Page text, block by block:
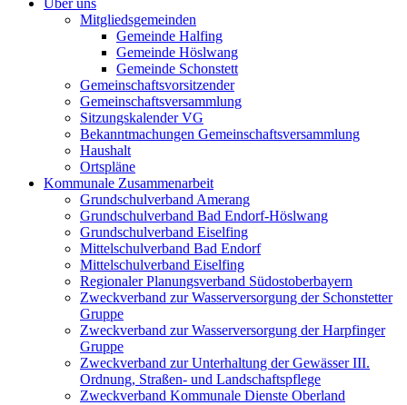
Über uns
Mitgliedsgemeinden
Gemeinde Halfing
Gemeinde Höslwang
Gemeinde Schonstett
Gemeinschaftsvorsitzender
Gemeinschaftsversammlung
Sitzungskalender VG
Bekanntmachungen Gemeinschaftsversammlung
Haushalt
Ortspläne
Kommunale Zusammenarbeit
Grundschulverband Amerang
Grundschulverband Bad Endorf-Höslwang
Grundschulverband Eiselfing
Mittelschulverband Bad Endorf
Mittelschulverband Eiselfing
Regionaler Planungsverband Südostoberbayern
Zweckverband zur Wasserversorgung der Schonstetter
Gruppe
Zweckverband zur Wasserversorgung der Harpfinger
Gruppe
Zweckverband zur Unterhaltung der Gewässer III.
Ordnung, Straßen- und Landschaftspflege
Zweckverband Kommunale Dienste Oberland